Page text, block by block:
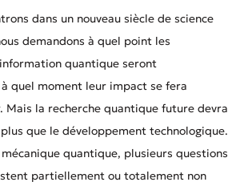
dans un nouveau siècle de science
demandons à quel point les
quantique seront
quel moment leur impact se fera
Mais la recherche quantique future devra
que le développement technologique.
quantique, plusieurs questions
partiellement ou totalement non